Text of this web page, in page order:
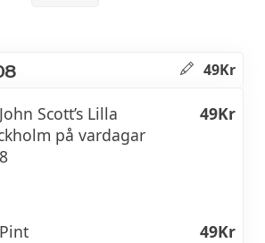
49Kr
Scott’s Lilla
på vardagar
49Kr
49Kr